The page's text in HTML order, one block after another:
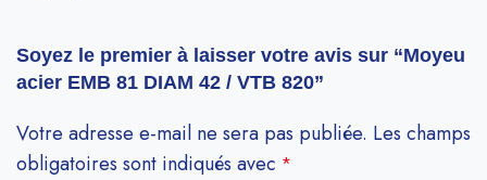
Soyez le premier à laisser votre avis sur “Moyeu
acier EMB 81 DIAM 42 / VTB 820”
Votre adresse e-mail ne sera pas publiée. Les champs
obligatoires sont indiqués avec *